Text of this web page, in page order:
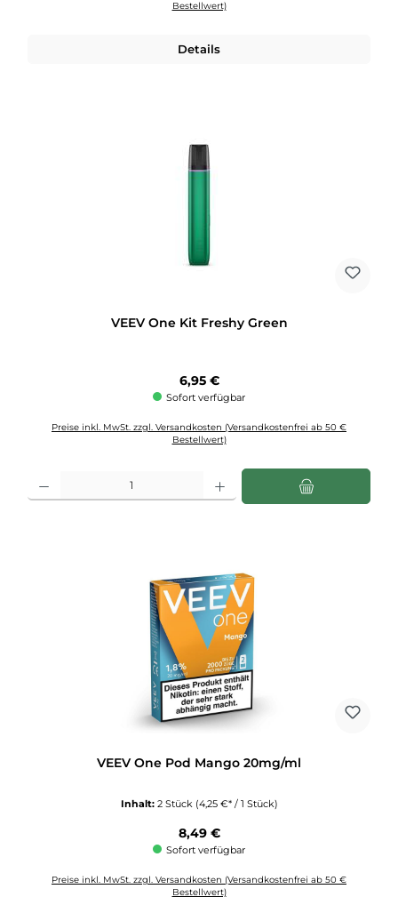
Bestellwert)
Details
VEEV One Kit Freshy Green
Regulärer Preis:
6,95 €
Sofort verfügbar
Preise inkl. MwSt. zzgl. Versandkosten (Versandkostenfrei ab 50 €
Bestellwert)
Produkt Anzahl: Gib den gewünschten Wert ein oder benutze die Schaltflächen
VEEV One Pod Mango 20mg/ml
Inhalt: 2 Stück (4,25 €* / 1 Stück)
Regulärer Preis:
8,49 €
Sofort verfügbar
Preise inkl. MwSt. zzgl. Versandkosten (Versandkostenfrei ab 50 €
Bestellwert)